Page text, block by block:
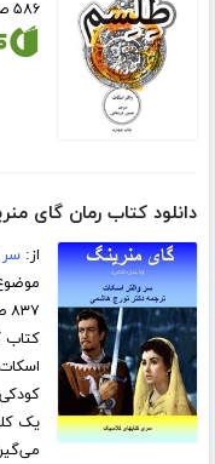
۵۸۶ صفحه
دانلود کتاب رمان گای
از:سر
۸۳۷ صفحه
کتاب
یک